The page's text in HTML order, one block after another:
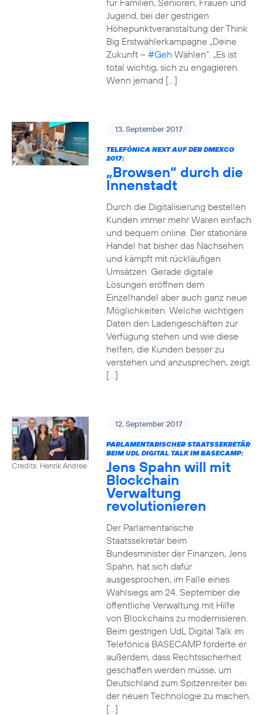
für Familien, Senioren, Frauen und
Jugend, bei der gestrigen
Höhepunktveranstaltung der Think
Big Erstwählerkampagne „Deine
Zukunft – #Geh Wählen“. „Es ist
total wichtig, sich zu engagieren.
Wenn jemand […]
13. September 2017
TELEFÓNICA NEXT AUF DER DMEXCO
2017:
„Browsen“ durch die
Innenstadt
Durch die Digitalisierung bestellen
Kunden immer mehr Waren einfach
und bequem online. Der stationäre
Handel hat bisher das Nachsehen
und kämpft mit rückläufigen
Umsätzen. Gerade digitale
Lösungen eröffnen dem
Einzelhandel aber auch ganz neue
Möglichkeiten. Welche wichtigen
Daten den Ladengeschäften zur
Verfügung stehen und wie diese
helfen, die Kunden besser zu
verstehen und anzusprechen, zeigt
[…]
Credits: Henrik Andree
12. September 2017
PARLAMENTARISCHER STAATSSEKRETÄR
BEIM UDL DIGITAL TALK IM BASECAMP:
Jens Spahn will mit
Blockchain
Verwaltung
revolutionieren
Der Parlamentarische
Staatssekretär beim
Bundesminister der Finanzen, Jens
Spahn, hat sich dafür
ausgesprochen, im Falle eines
Wahlsiegs am 24. September die
öffentliche Verwaltung mit Hilfe
von Blockchains zu modernisieren.
Beim gestrigen UdL Digital Talk im
Telefónica BASECAMP forderte er
außerdem, dass Rechtssicherheit
geschaffen werden müsse, um
Deutschland zum Spitzenreiter bei
der neuen Technologie zu machen.
[…]